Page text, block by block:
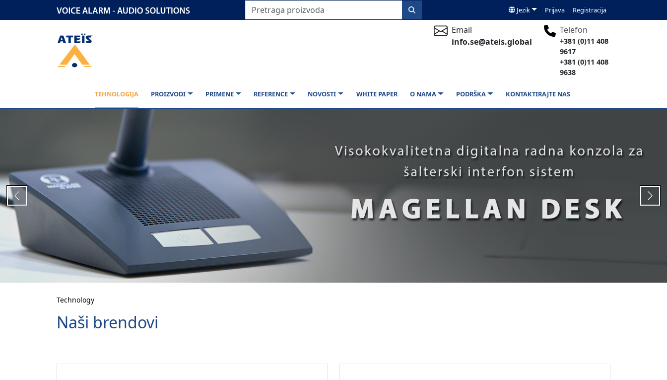
Jezik Prijava Registracija
Email
info.se@ateis.global
Telefon
+381 (0)11 408
9617
+381 (0)11 408
9638
TEHNOLOGIJA PROIZVODI PRIMENE REFERENCE NOVOSTI WHITE PAPER O NAMA PODRŠKA KONTAKTIRAJTE NAS
Previous Next
Technology
Naši brendovi